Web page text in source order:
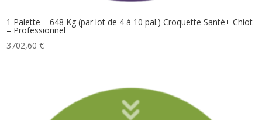
1 Palette – 648 Kg (par lot de 4 à 10 pal.) Croquette Santé+ Chiot
– Professionnel
3702,60€